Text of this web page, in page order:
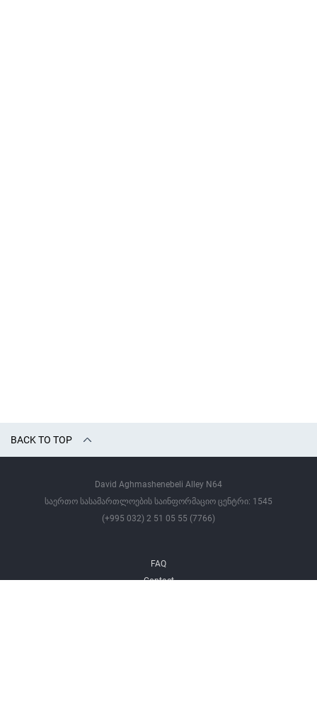
BACK TO TOP
David Aghmashenebeli Alley N64
საერთო სასამართლოების საინფორმაციო ცენტრი: 1545
(+995 032) 2 51 05 55 (7766)
FAQ
Contact